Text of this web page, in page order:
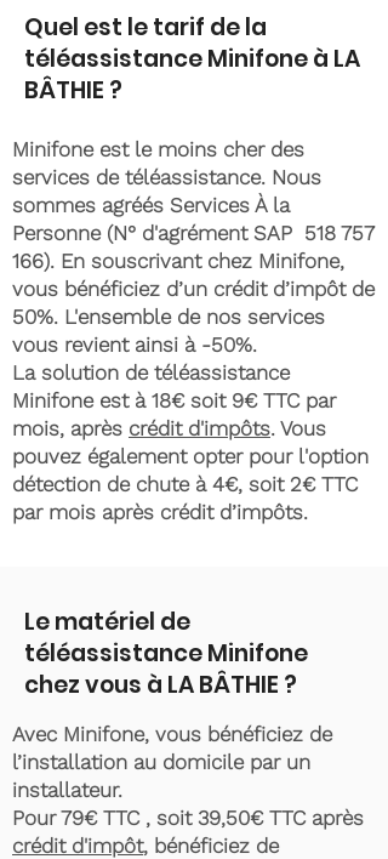
Quel est le tarif de la
téléassistance Minifone à LA
BÂTHIE ?
Minifone est le moins cher des
services de téléassistance. Nous
sommes agréés Services À la
Personne (N° d'agrément SAP 518 757
166). En souscrivant chez Minifone,
vous bénéficiez d’un crédit d’impôt de
50%. L'ensemble de nos services
vous revient ainsi à -50%.
La solution de téléassistance
Minifone est à 18€ soit 9€ TTC par
mois, après crédit d'impôts. Vous
pouvez également opter pour l'option
détection de chute à 4€, soit 2€ TTC
par mois après crédit d’impôts.
Le matériel de
téléassistance Minifone
chez vous à LA BÂTHIE ?
Avec Minifone, vous bénéficiez de
l’installation au domicile par un
installateur.
Pour 79€ TTC , soit 39,50€ TTC après
crédit d'impôt, bénéficiez de